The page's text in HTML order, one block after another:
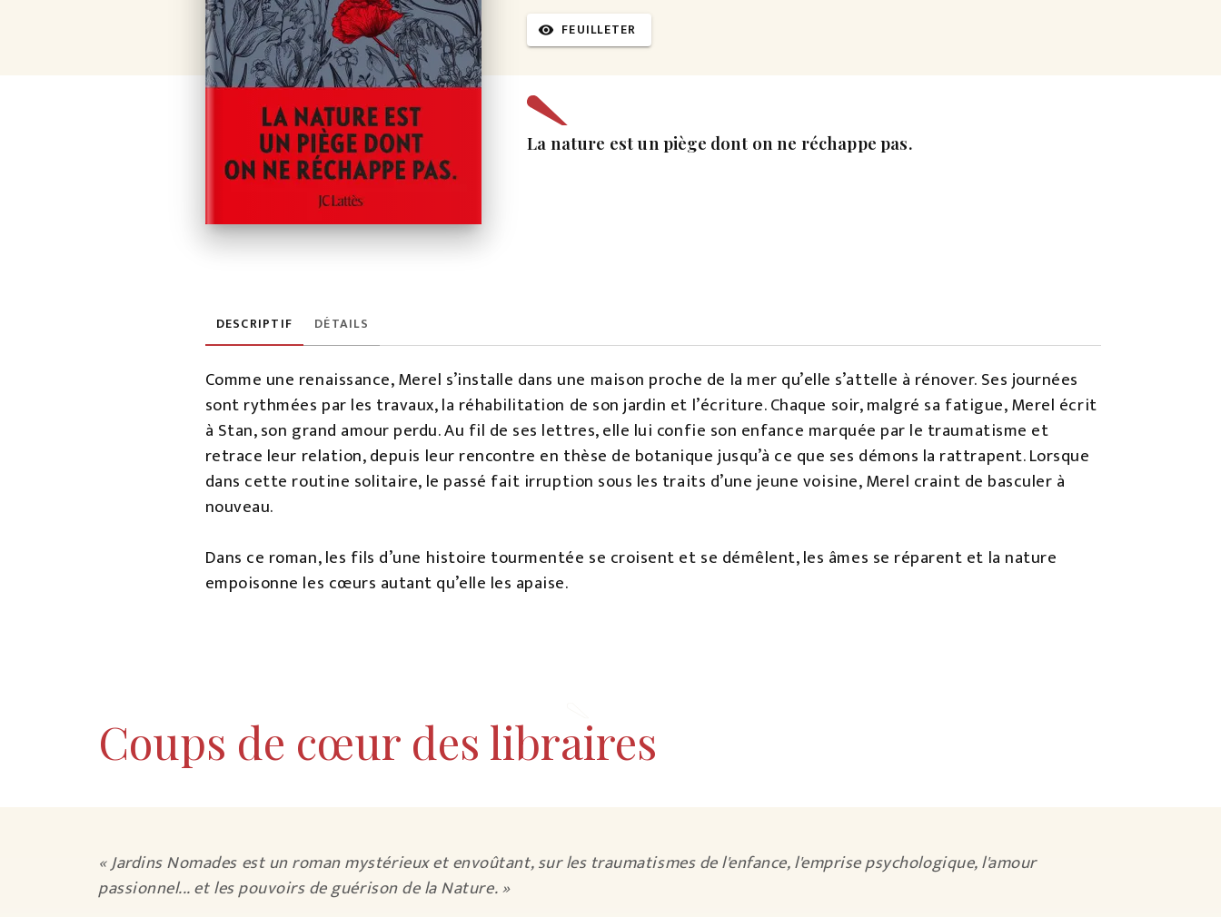
visibility FEUILLETER
La nature est un piège dont on ne réchappe pas.
DESCRIPTIF DÉTAILS
Comme une renaissance, Merel s’installe dans une maison proche de la mer qu’elle s’attelle à rénover. Ses journées
sont rythmées par les travaux, la réhabilitation de son jardin et l’écriture. Chaque soir, malgré sa fatigue, Merel écrit
à Stan, son grand amour perdu. Au fil de ses lettres, elle lui confie son enfance marquée par le traumatisme et
retrace leur relation, depuis leur rencontre en thèse de botanique jusqu’à ce que ses démons la rattrapent. Lorsque
dans cette routine solitaire, le passé fait irruption sous les traits d’une jeune voisine, Merel craint de basculer à
nouveau.
Dans ce roman, les fils d’une histoire tourmentée se croisent et se démêlent, les âmes se réparent et la nature
empoisonne les cœurs autant qu’elle les apaise.
Coups de cœur des libraires
« Jardins Nomades est un roman mystérieux et envoûtant, sur les traumatismes de l'enfance, l'emprise psychologique, l'amour
passionnel... et les pouvoirs de guérison de la Nature. »